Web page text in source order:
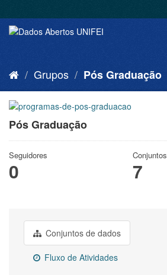
Grupos Pós Graduação
Pós Graduação
Seguidores
0 7
Conjuntos de dados
Fluxo de Atividades